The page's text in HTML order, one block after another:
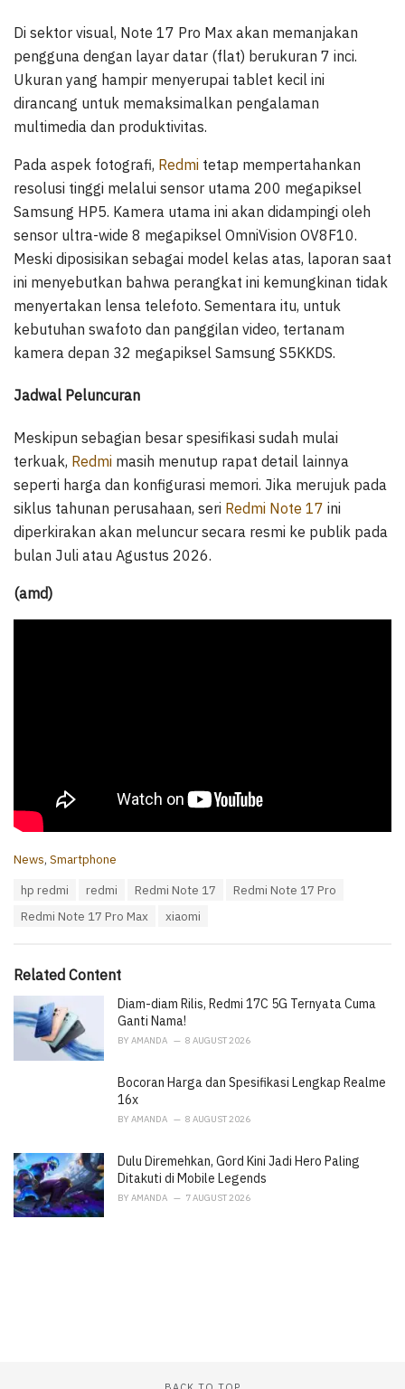
Di sektor visual, Note 17 Pro Max akan memanjakan
pengguna dengan layar datar (flat) berukuran 7 inci.
Ukuran yang hampir menyerupai tablet kecil ini
dirancang untuk memaksimalkan pengalaman
multimedia dan produktivitas.
Pada aspek fotografi, Redmi tetap mempertahankan
resolusi tinggi melalui sensor utama 200 megapiksel
Samsung HP5. Kamera utama ini akan didampingi oleh
sensor ultra-wide 8 megapiksel OmniVision OV8F10.
Meski diposisikan sebagai model kelas atas, laporan saat
ini menyebutkan bahwa perangkat ini kemungkinan tidak
menyertakan lensa telefoto. Sementara itu, untuk
kebutuhan swafoto dan panggilan video, tertanam
kamera depan 32 megapiksel Samsung S5KKDS.
Jadwal Peluncuran
Meskipun sebagian besar spesifikasi sudah mulai
terkuak, Redmi masih menutup rapat detail lainnya
seperti harga dan konfigurasi memori. Jika merujuk pada
siklus tahunan perusahaan, seri Redmi Note 17 ini
diperkirakan akan meluncur secara resmi ke publik pada
bulan Juli atau Agustus 2026.
(amd)
C
i
:
News, Smartphone
hp redmi redmi Redmi Note 17
Redmi Note 17 Pro
Redmi Note 17 Pro Max
xiaomi
Related Content
Diam-diam Rilis, Redmi 17C 5G Ternyata Cuma
Ganti Nama!
BY AMANDA 8 AUGUST 2026
Bocoran Harga dan Spesifikasi Lengkap Realme
16x
BY AMANDA 8 AUGUST 2026
Dulu Diremehkan, Gord Kini Jadi Hero Paling
Ditakuti di Mobile Legends
BY AMANDA 7 AUGUST 2026